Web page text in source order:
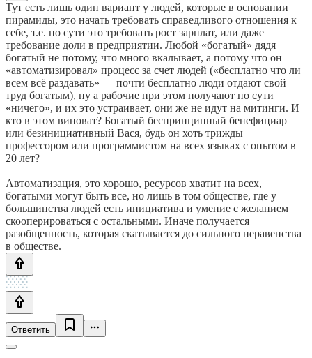
Тут есть лишь один вариант у людей, которые в основании
пирамиды, это начать требовать справедливого отношения к
себе, т.е. по сути это требовать рост зарплат, или даже
требование доли в предприятии. Любой «богатый» дядя
богатый не потому, что много вкалывает, а потому что он
«автоматизировал» процесс за счет людей («бесплатно что ли
всем всё раздавать» — почти бесплатно люди отдают свой
труд богатым), ну а рабочие при этом получают по сути
«ничего», и их это устраивает, они же не идут на митинги. И
кто в этом виноват? Богатый беспринципный бенефициар
или безинициативный Вася, будь он хоть трижды
профессором или программистом на всех языках с опытом в
20 лет?
Автоматизация, это хорошо, ресурсов хватит на всех,
богатыми могут быть все, но лишь в том обществе, где у
большинства людей есть инициатива и умение с желанием
скооперироваться с остальными. Иначе получается
разобщенность, которая скатывается до сильного неравенства
в обществе.
Ответить